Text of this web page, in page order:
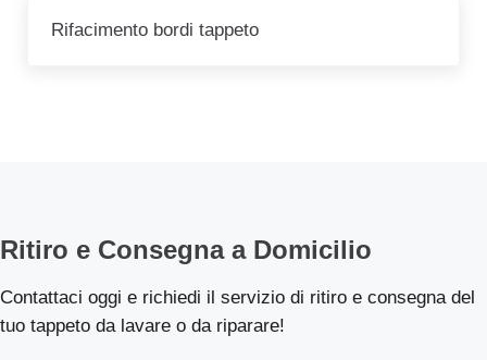
Rifacimento bordi tappeto
Ritiro e Consegna a Domicilio
Contattaci oggi e richiedi il servizio di ritiro e consegna del
tuo tappeto da lavare o da riparare!